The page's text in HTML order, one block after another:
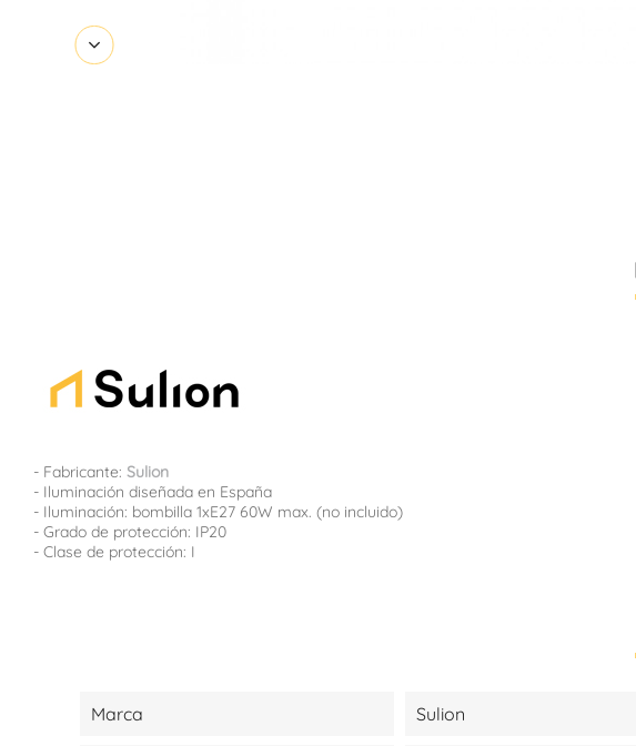
- Fabricante: Sulion
- Iluminación diseñada en España
- Iluminación: bombilla 1xE27 60W max. (no incluido)
- Grado de protección: IP20
- Clase de protección: I
Marca Sulion